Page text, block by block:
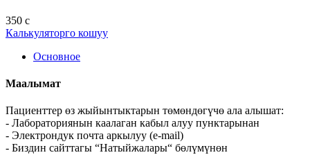
350 с
Калькуляторго кошуу
Основное
Маалымат
Пациенттер өз жыйынтыктарын төмөндөгүчө ала алышат:
- Лабораториянын каалаган кабыл алуу пунктарынан
- Электрондук почта аркылуу (e-mail)
- Биздин сайттагы “Натыйжалары“ бөлүмүнөн